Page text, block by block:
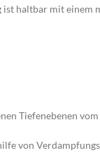
haltbar mit einem
Tiefenebenen
von